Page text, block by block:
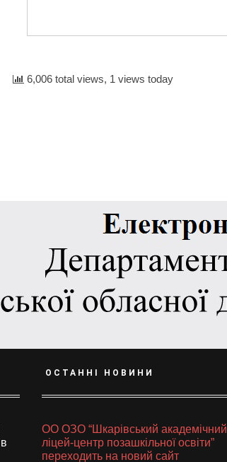
6,006 total views, 1 views today
ОСТАННІ НОВИНИ
ОО ОЗО “Шкарівський академічний
ліцей-центр позашкільної освіти”
переходить на новий сайт